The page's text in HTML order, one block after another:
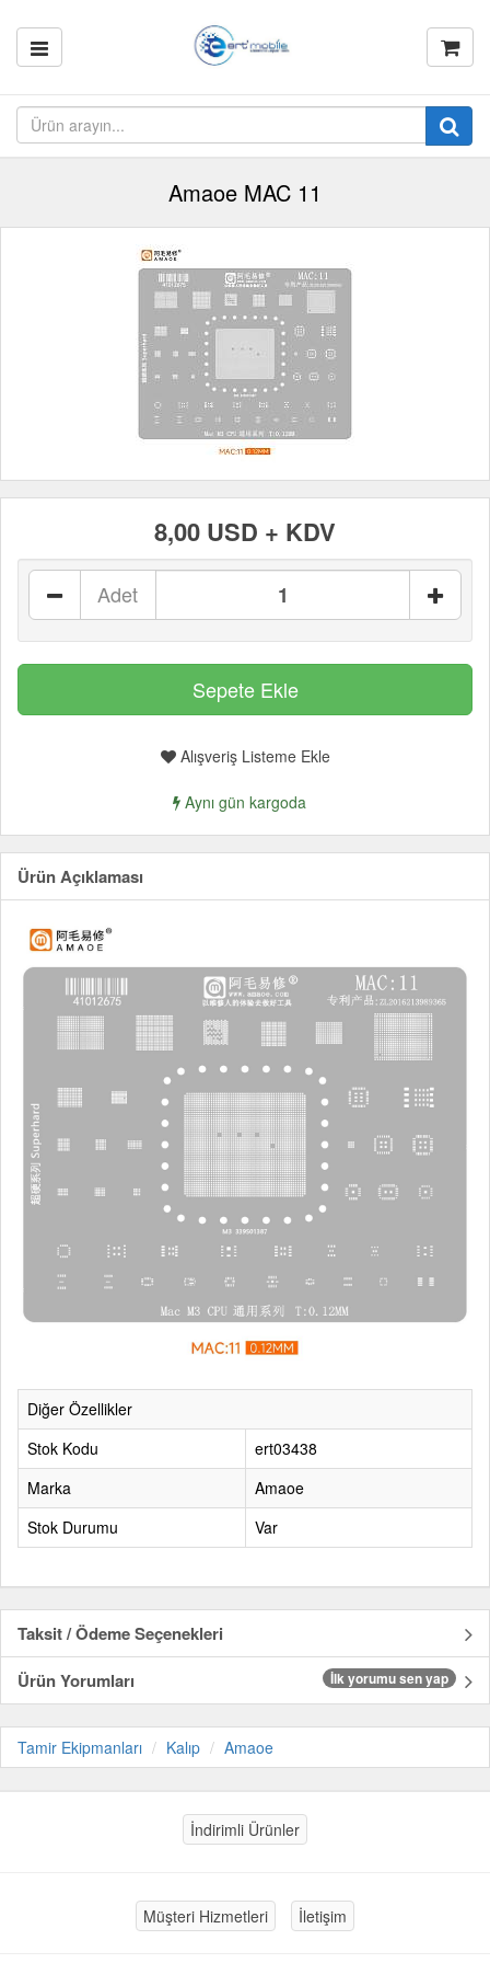
Amaoe MAC 11
8,00 USD + KDV
Adet
Alışveriş Listeme Ekle
Aynı gün kargoda
Ürün Açıklaması
Diğer Özellikler
Stok Kodu
ert03438
Marka
Amaoe
Stok Durumu
Var
Taksit / Ödeme Seçenekleri
Ürün Yorumları
İlk yorumu sen yap
Tamir Ekipmanları Kalıp Amaoe
İndirimli Ürünler
Müşteri Hizmetleri İletişim